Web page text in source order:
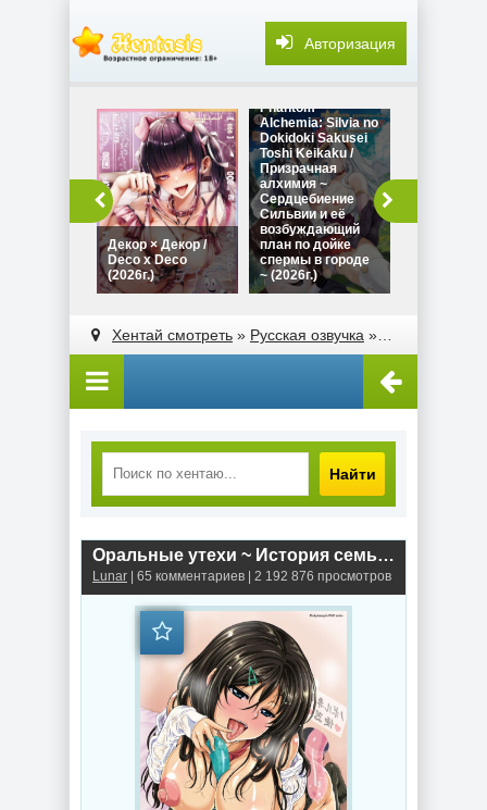
Авторизация
Декор × Декор /
Deco x Deco
(2026г.)
Phantom
Alchemia: Silvia no
Dokidoki Sakusei
Toshi Keikaku /
Призрачная
алхимия ~
Сердцебиение
Сильвии и её
возбуждающий
план по дойке
спермы в городе
~ (2026г.)
So_Low -
Хентай смотреть » Русская озвучка » Оральные утехи ~ История семьи Митараи ~ / Fela Pure: Mitarashi-san Chi no Jijou The Animation (2014г.)
Найти
Оральные утехи ~ История семьи Митараи ~ / Fela Pure: Mitarashi-san Chi no Jijou The Animation (2014г.)
Lunar | 65 комментариев | 2 192 876 просмотров